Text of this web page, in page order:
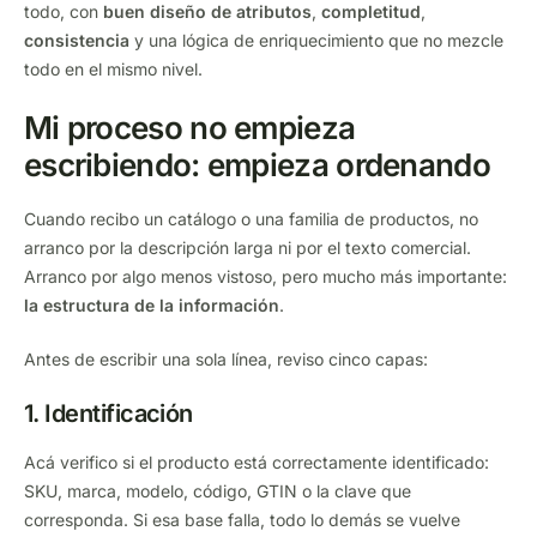
todo, con buen diseño de atributos, completitud,
consistencia y una lógica de enriquecimiento que no mezcle
todo en el mismo nivel.
Mi proceso no empieza
escribiendo: empieza ordenando
Cuando recibo un catálogo o una familia de productos, no
arranco por la descripción larga ni por el texto comercial.
Arranco por algo menos vistoso, pero mucho más importante:
la estructura de la información.
Antes de escribir una sola línea, reviso cinco capas:
1. Identificación
Acá verifico si el producto está correctamente identificado:
SKU, marca, modelo, código, GTIN o la clave que
corresponda. Si esa base falla, todo lo demás se vuelve